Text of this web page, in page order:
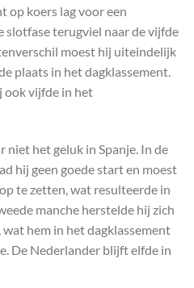
op koers lag voor een
terugviel naar de vijfde
moest hij uiteindelijk
plaats in het dagklassement.
ook vijfde in het
niet het geluk in Spanje. In de
hij geen goede start en moest
te zetten, wat resulteerde in
manche herstelde hij zich
hem in het dagklassement
De Nederlander blijft elfde in